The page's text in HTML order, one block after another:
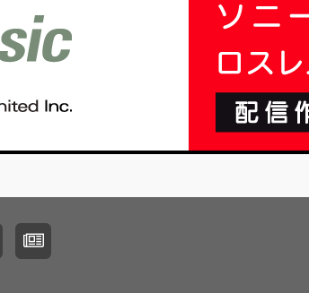
のあと笑えればIt's Alri
な、今
('ω')ノ